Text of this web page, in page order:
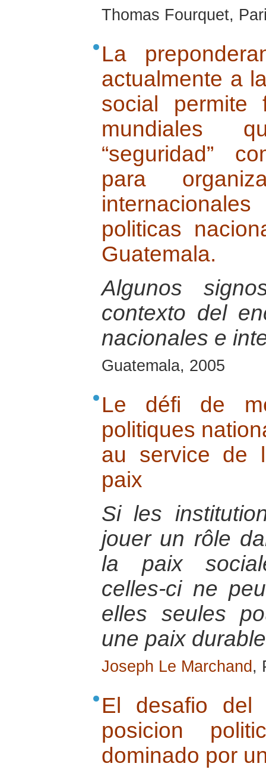
Thomas Fourquet,
La
actualmente a
social permite
mundiales
“seguridad”
para
politicas
Guatemala.
Algunos
contexto del
nacionales e
Guatemala, 2005
Le défi de
politiques
au service de
paix
Si les
jouer un rôle
la paix
celles-ci ne
elles seules
une paix
Joseph Le Marchand ,
El desafio del
posicion
dominado por